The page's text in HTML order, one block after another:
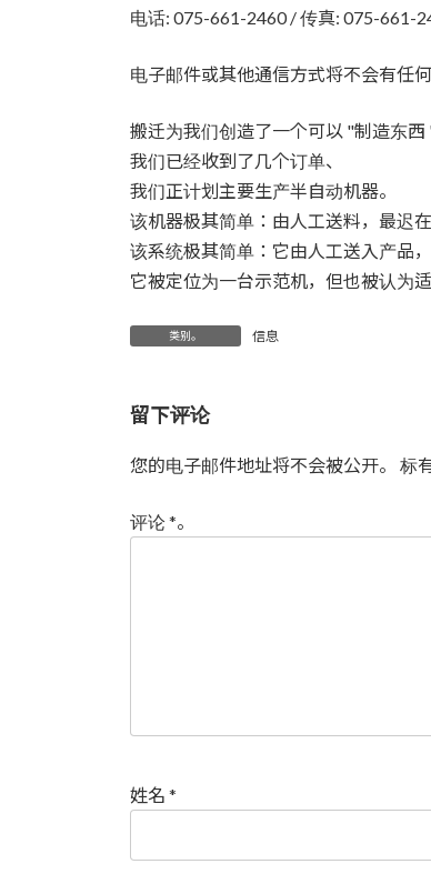
电话: 075-661-2460 / 传真: 075-661-
电子邮件或其他通信方式将不会有任何
搬迁为我们创造了一个可以 "制造东西
我们已经收到了几个订单、
我们正计划主要生产半自动机器。
该机器极其简单：由人工送料，最迟
该系统极其简单：它由人工送入产品
它被定位为一台示范机，但也被认为
类别。 信息
留下评论
您的电子邮件地址将不会被公开。 标
评论*。
姓名 *